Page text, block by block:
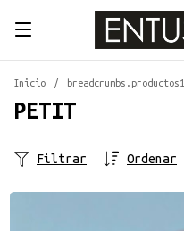
Inicio / breadcrumbs.productos1
PETIT
Ordenar
Filtrar